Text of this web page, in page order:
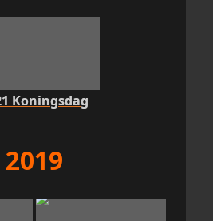
Koningsdag
2019